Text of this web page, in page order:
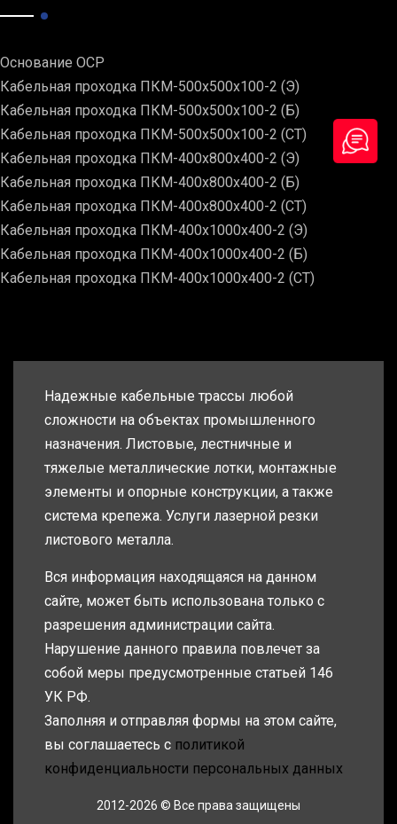
Основание ОСР
Кабельная проходка ПКМ-500х500х100-2 (Э)
Кабельная проходка ПКМ-500х500х100-2 (Б)
Кабельная проходка ПКМ-500х500х100-2 (СТ)
Кабельная проходка ПКМ-400х800х400-2 (Э)
Кабельная проходка ПКМ-400х800х400-2 (Б)
Кабельная проходка ПКМ-400х800х400-2 (СТ)
Кабельная проходка ПКМ-400х1000х400-2 (Э)
Кабельная проходка ПКМ-400х1000х400-2 (Б)
Кабельная проходка ПКМ-400х1000х400-2 (СТ)
Надежные кабельные трассы любой
сложности на объектах промышленного
назначения. Листовые, лестничные и
тяжелые металлические лотки, монтажные
элементы и опорные конструкции, а также
система крепежа. Услуги лазерной резки
листового металла.
Вся информация находящаяся на данном
сайте, может быть использована только с
разрешения администрации сайта.
Нарушение данного правила повлечет за
собой меры предусмотренные статьей 146
УК РФ.
Заполняя и отправляя формы на этом сайте,
вы соглашаетесь с политикой
конфиденциальности персональных данных
2012-2026 © Все права защищены